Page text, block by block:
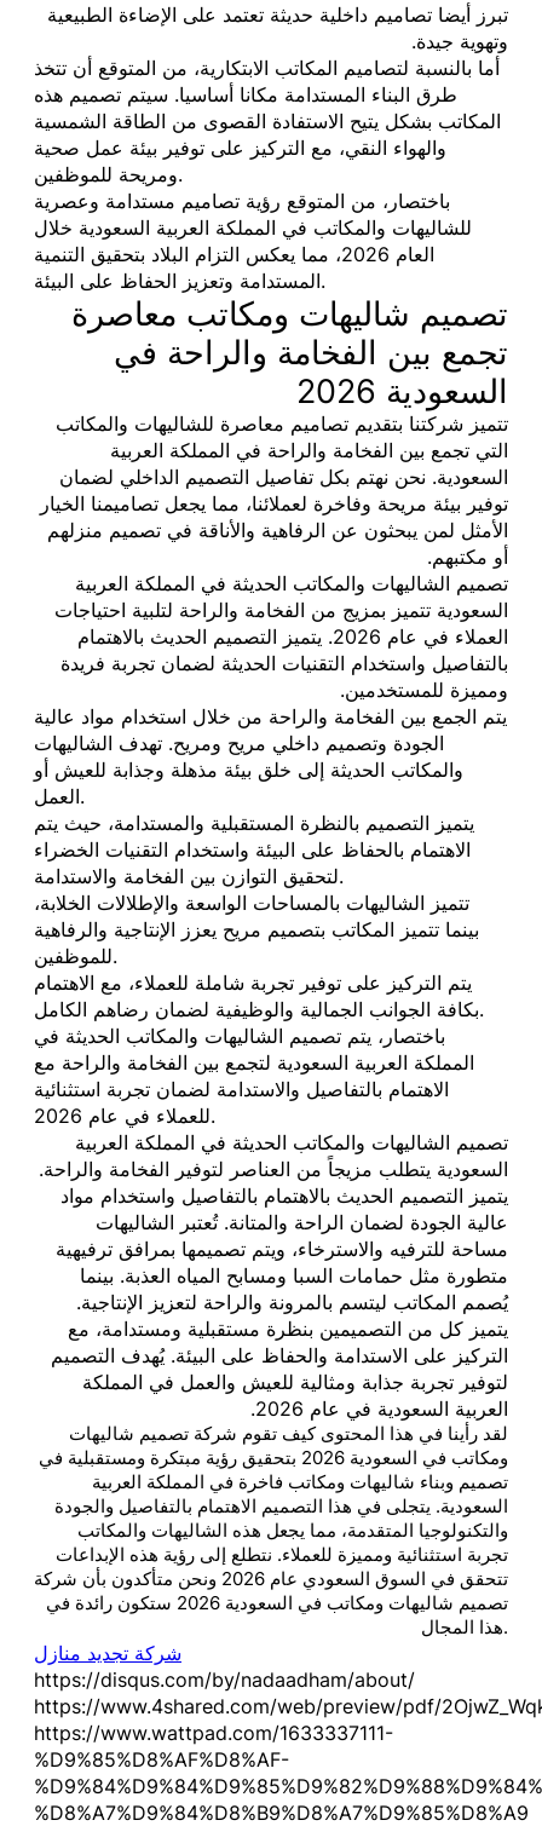
تبرز أيضا تصاميم داخلية حديثة تعتمد على الإضاءة الطبيعية
وتهوية جيدة.
أما بالنسبة لتصاميم المكاتب الابتكارية، من المتوقع أن تتخذ
طرق البناء المستدامة مكانا أساسيا. سيتم تصميم هذه
المكاتب بشكل يتيح الاستفادة القصوى من الطاقة الشمسية
والهواء النقي، مع التركيز على توفير بيئة عمل صحية
ومريحة للموظفين.
باختصار، من المتوقع رؤية تصاميم مستدامة وعصرية
للشاليهات والمكاتب في المملكة العربية السعودية خلال
العام 2026، مما يعكس التزام البلاد بتحقيق التنمية
المستدامة وتعزيز الحفاظ على البيئة.
تصميم شاليهات ومكاتب معاصرة
تجمع بين الفخامة والراحة في
السعودية 2026
تتميز شركتنا بتقديم تصاميم معاصرة للشاليهات والمكاتب
التي تجمع بين الفخامة والراحة في المملكة العربية
السعودية. نحن نهتم بكل تفاصيل التصميم الداخلي لضمان
توفير بيئة مريحة وفاخرة لعملائنا، مما يجعل تصاميمنا الخيار
الأمثل لمن يبحثون عن الرفاهية والأناقة في تصميم منزلهم
أو مكتبهم.
تصميم الشاليهات والمكاتب الحديثة في المملكة العربية
السعودية تتميز بمزيج من الفخامة والراحة لتلبية احتياجات
العملاء في عام 2026. يتميز التصميم الحديث بالاهتمام
بالتفاصيل واستخدام التقنيات الحديثة لضمان تجربة فريدة
ومميزة للمستخدمين.
يتم الجمع بين الفخامة والراحة من خلال استخدام مواد عالية
الجودة وتصميم داخلي مريح ومريح. تهدف الشاليهات
والمكاتب الحديثة إلى خلق بيئة مذهلة وجذابة للعيش أو
العمل.
يتميز التصميم بالنظرة المستقبلية والمستدامة، حيث يتم
الاهتمام بالحفاظ على البيئة واستخدام التقنيات الخضراء
لتحقيق التوازن بين الفخامة والاستدامة.
تتميز الشاليهات بالمساحات الواسعة والإطلالات الخلابة،
بينما تتميز المكاتب بتصميم مريح يعزز الإنتاجية والرفاهية
للموظفين.
يتم التركيز على توفير تجربة شاملة للعملاء، مع الاهتمام
بكافة الجوانب الجمالية والوظيفية لضمان رضاهم الكامل.
باختصار، يتم تصميم الشاليهات والمكاتب الحديثة في
المملكة العربية السعودية لتجمع بين الفخامة والراحة مع
الاهتمام بالتفاصيل والاستدامة لضمان تجربة استثنائية
للعملاء في عام 2026.
تصميم الشاليهات والمكاتب الحديثة في المملكة العربية
السعودية يتطلب مزيجاً من العناصر لتوفير الفخامة والراحة.
يتميز التصميم الحديث بالاهتمام بالتفاصيل واستخدام مواد
عالية الجودة لضمان الراحة والمتانة. تُعتبر الشاليهات
مساحة للترفيه والاسترخاء، ويتم تصميمها بمرافق ترفيهية
متطورة مثل حمامات السبا ومسابح المياه العذبة. بينما
يُصمم المكاتب ليتسم بالمرونة والراحة لتعزيز الإنتاجية.
يتميز كل من التصميمين بنظرة مستقبلية ومستدامة، مع
التركيز على الاستدامة والحفاظ على البيئة. يُهدف التصميم
لتوفير تجربة جذابة ومثالية للعيش والعمل في المملكة
العربية السعودية في عام 2026.
لقد رأينا في هذا المحتوى كيف تقوم شركة تصميم شاليهات
ومكاتب في السعودية 2026 بتحقيق رؤية مبتكرة ومستقبلية في
تصميم وبناء شاليهات ومكاتب فاخرة في المملكة العربية
السعودية. يتجلى في هذا التصميم الاهتمام بالتفاصيل والجودة
والتكنولوجيا المتقدمة، مما يجعل هذه الشاليهات والمكاتب
تجربة استثنائية ومميزة للعملاء. نتطلع إلى رؤية هذه الإبداعات
تتحقق في السوق السعودي عام 2026 ونحن متأكدون بأن شركة
تصميم شاليهات ومكاتب في السعودية 2026 ستكون رائدة في
هذا المجال.
شركة تجديد منازل
https://disqus.com/by/nadaadham/about/
https://www.4shared.com/web/preview/pdf/
https://www.wattpad.com/1633337111-
%D9%85%D8%AF%D8%AF-
%D8%A7%D9%84%D8%B9%D8%A7%D9%85%D8%A9